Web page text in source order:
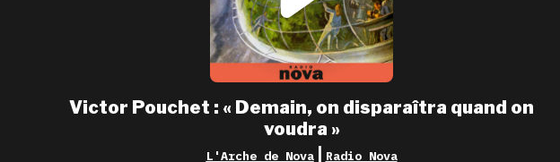
Victor Pouchet : « Demain, on disparaîtra quand on
voudra »
L'Arche de Nova Radio Nova